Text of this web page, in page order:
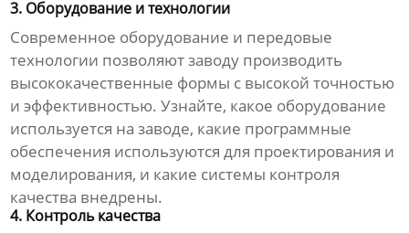
3. Оборудование и технологии
Современное оборудование и передовые
технологии позволяют заводу производить
высококачественные формы с высокой точностью
и эффективностью. Узнайте, какое оборудование
используется на заводе, какие программные
обеспечения используются для проектирования и
моделирования, и какие системы контроля
качества внедрены.
4. Контроль качества